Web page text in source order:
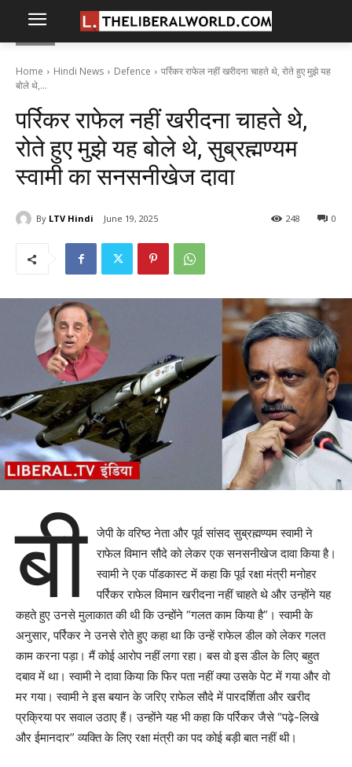
Home Hindi News Defence
पर्रिकर राफेल नहीं खरीदना चाहते थे, रोते हुए मुझे यह
बोले थे,...
पर्रिकर राफेल नहीं खरीदना चाहते थे,
रोते हुए मुझे यह बोले थे, सुब्रह्मण्यम
स्वामी का सनसनीखेज दावा
By LTV Hindi June 19, 2025 0
248
बी
जेपी के वरिष्ठ नेता और पूर्व सांसद सुब्रह्मण्यम स्वामी ने
राफेल विमान सौदे को लेकर एक सनसनीखेज दावा किया है।
स्वामी ने एक पॉडकास्ट में कहा कि पूर्व रक्षा मंत्री मनोहर
पर्रिकर राफेल विमान खरीदना नहीं चाहते थे और उन्होंने यह
कहते हुए उनसे मुलाकात की थी कि उन्होंने “गलत काम किया है”। स्वामी के
अनुसार, पर्रिकर ने उनसे रोते हुए कहा था कि उन्हें राफेल डील को लेकर गलत
काम करना पड़ा। मैं कोई आरोप नहीं लगा रहा। बस वो इस डील के लिए बहुत
दबाव में था। स्वामी ने दावा किया कि फिर पता नहीं क्या उसके पेट में गया और वो
मर गया। स्वामी ने इस बयान के जरिए राफेल सौदे में पारदर्शिता और खरीद
प्रक्रिया पर सवाल उठाए हैं। उन्होंने यह भी कहा कि पर्रिकर जैसे “पढ़े-लिखे
और ईमानदार” व्यक्ति के लिए रक्षा मंत्री का पद कोई बड़ी बात नहीं थी।